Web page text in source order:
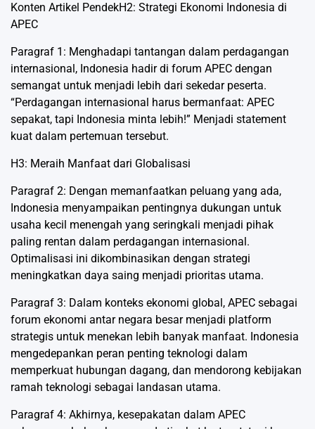
Konten Artikel PendekH2: Strategi Ekonomi Indonesia di
APEC
Paragraf 1: Menghadapi tantangan dalam perdagangan
internasional, Indonesia hadir di forum APEC dengan
semangat untuk menjadi lebih dari sekedar peserta.
“Perdagangan internasional harus bermanfaat: APEC
sepakat, tapi Indonesia minta lebih!” Menjadi statement
kuat dalam pertemuan tersebut.
H3: Meraih Manfaat dari Globalisasi
Paragraf 2: Dengan memanfaatkan peluang yang ada,
Indonesia menyampaikan pentingnya dukungan untuk
usaha kecil menengah yang seringkali menjadi pihak
paling rentan dalam perdagangan internasional.
Optimalisasi ini dikombinasikan dengan strategi
meningkatkan daya saing menjadi prioritas utama.
Paragraf 3: Dalam konteks ekonomi global, APEC sebagai
forum ekonomi antar negara besar menjadi platform
strategis untuk menekan lebih banyak manfaat. Indonesia
mengedepankan peran penting teknologi dalam
memperkuat hubungan dagang, dan mendorong kebijakan
ramah teknologi sebagai landasan utama.
Paragraf 4: Akhirnya, kesepakatan dalam APEC